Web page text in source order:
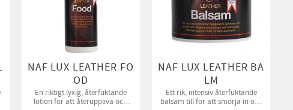
NAF LUX LEATHER FO
OD
En riktigt lyxig, återfuktande
lotion för att återuppliva och
NAF LUX LEATHER BA
LM
Ett rik, intensiv återfuktande
balsam till för att smörja in och